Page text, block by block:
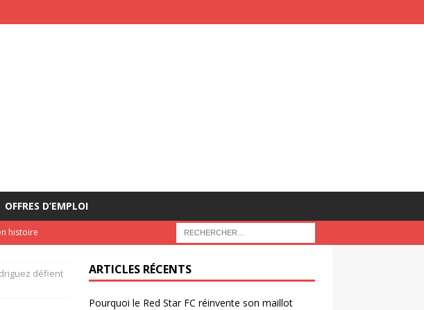
OFFRES D’EMPLOI
histoire
à
défient
ARTICLES RÉCENTS
Pourquoi le Red Star FC réinvente son maillot